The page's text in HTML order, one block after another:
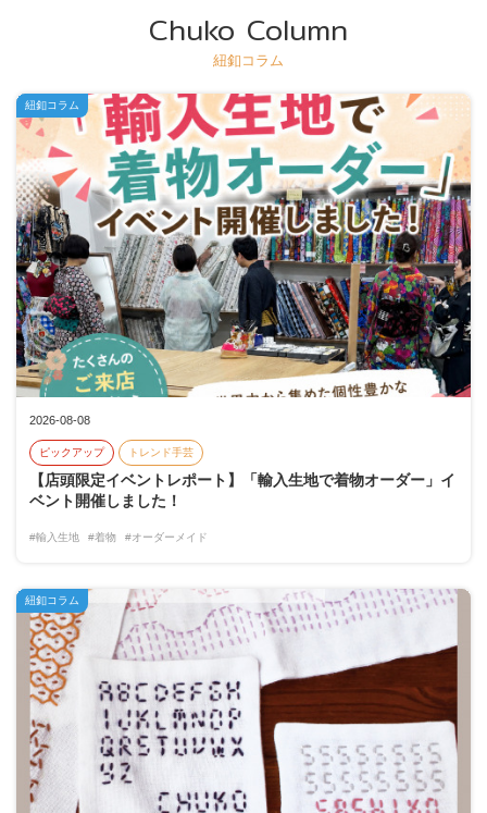
Chuko Column
紐釦コラム
2026-08-08
ピックアップ トレンド手芸
【店頭限定イベントレポート】「輸入生地で着物オーダー」イ
ベント開催しました！
#輸入生地 #着物 #オーダーメイド
紐釦コラム
紐釦コラム